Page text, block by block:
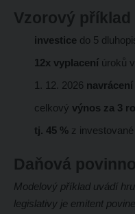
Vzorový
investice do 5
12x vyplaceníúroků
1. 12. 2026
celkový výnos za 3
tj. 45 %z investované
Daňová
Modelový příklad uvádí
legislativy je emitent